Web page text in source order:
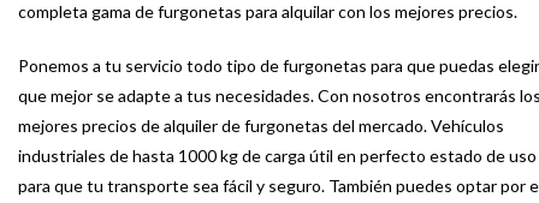
completa gama de furgonetas para alquilar con los mejores precios.
Ponemos a tu servicio todo tipo de furgonetas para que puedas
que mejor se adapte a tus necesidades. Con nosotros encontrarás
mejores precios de alquiler de furgonetas del mercado. Vehículos
industriales de hasta 1000 kg de carga útil en perfecto estado de uso
para que tu transporte sea fácil y seguro. También puedes optar por